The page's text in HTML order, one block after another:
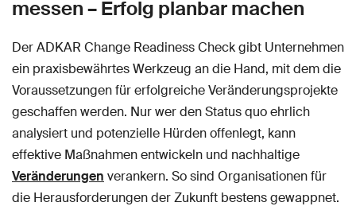
messen – Erfolg planbar machen
Der ADKAR Change Readiness Check gibt Unternehmen
ein praxisbewährtes Werkzeug an die Hand, mit dem die
Voraussetzungen für erfolgreiche Veränderungsprojekte
geschaffen werden. Nur wer den Status quo ehrlich
analysiert und potenzielle Hürden offenlegt, kann
effektive Maßnahmen entwickeln und nachhaltige
Veränderungen verankern. So sind Organisationen für
die Herausforderungen der Zukunft bestens gewappnet.